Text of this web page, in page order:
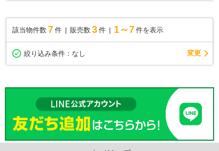
該当物件数 7件 販売数 3 件 1～7 件を表示
絞り込み条件： なし 変更